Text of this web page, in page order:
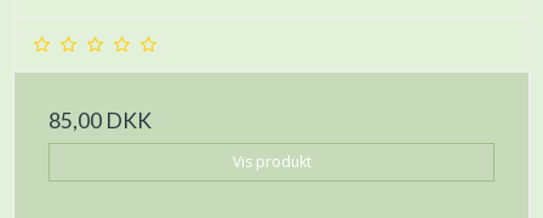
85,00 DKK
Vis produkt